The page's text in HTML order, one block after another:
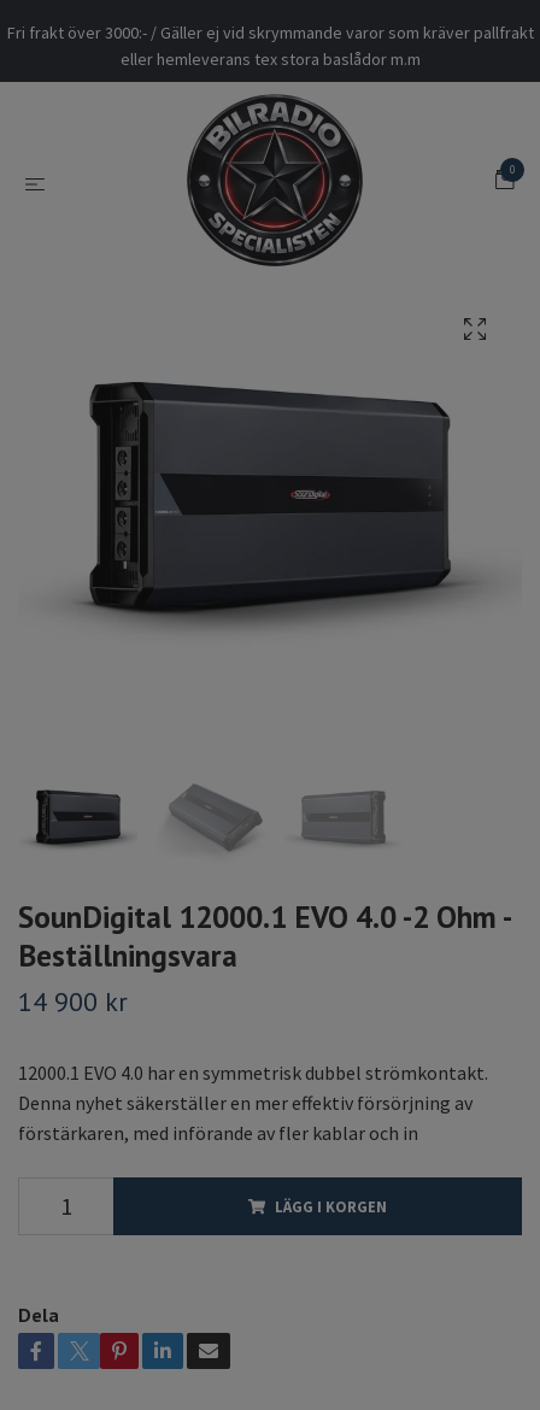
Fri frakt över 3000:- / Gäller ej vid skrymmande varor som kräver pallfrakt
eller hemleverans tex stora baslådor m.m
0
SounDigital 12000.1 EVO 4.0 -2 Ohm -
Beställningsvara
14 900 kr
12000.1 EVO 4.0 har en symmetrisk dubbel strömkontakt.
Denna nyhet säkerställer en mer effektiv försörjning av
förstärkaren, med införande av fler kablar och in
LÄGG I KORGEN
Dela